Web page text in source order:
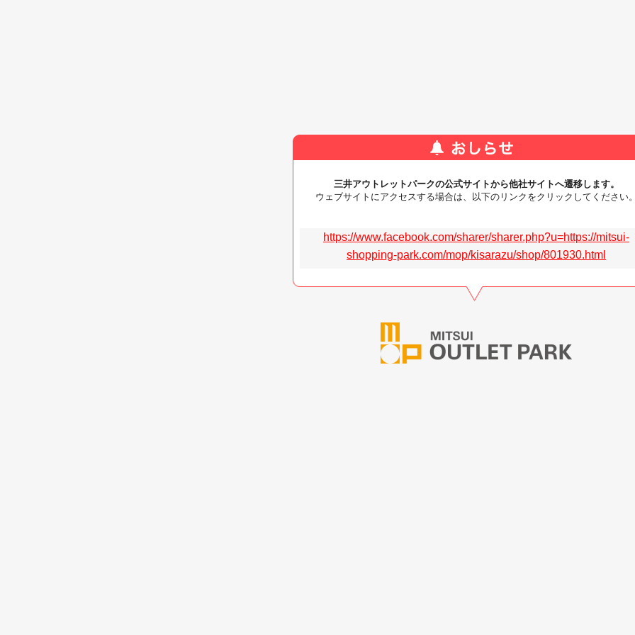
三井アウトレットパークの公式サイトから他社サイトへ遷移します。
ウェブサイトにアクセスする場合は、以下のリンクをクリックしてください
https://www.facebook.com/sharer/sharer.php?u=https://mitsui-
shopping-park.com/mop/kisarazu/shop/801930.html